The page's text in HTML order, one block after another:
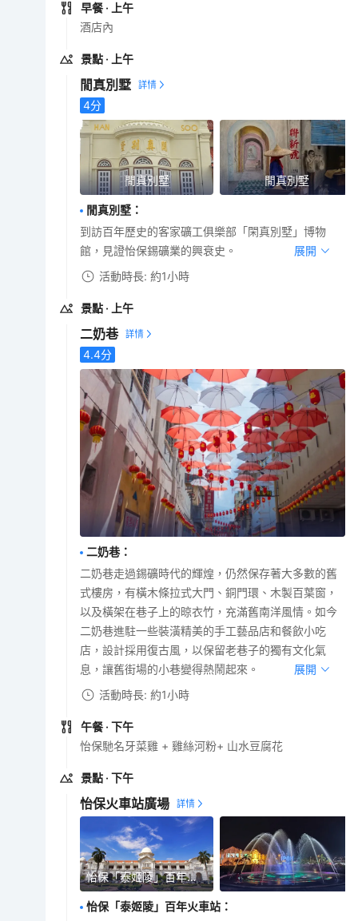
早餐 · 上午
酒店內
景點 · 上午
閒真別墅
4分
閒真別墅 閒真別墅
閒真別墅 ：
到訪百年歷史的客家礦工俱樂部「閑真別墅」博物
館，見證怡保錫礦業的興衰史。
展開
活動時長: 約1小時
景點 · 上午
二奶巷
4.4分
二奶巷 ：
二奶巷走過錫礦時代的輝煌，仍然保存著大多數的舊
式樓房，有橫木條拉式大門、銅門環、木製百葉窗，
以及橫架在巷子上的晾衣竹，充滿舊南洋風情。如今
二奶巷進駐一些裝潢精美的手工藝品店和餐飲小吃
店，設計採用復古風，以保留老巷子的獨有文化氣
息，讓舊街場的小巷變得熱鬧起來。
展開
活動時長: 約1小時
午餐 · 下午
怡保馳名牙菜雞 + 雞絲河粉+ 山水豆腐花
景點 · 下午
怡保火車站廣場
怡保「泰姬陵」百年火車站
怡保「泰姬陵」百年火車站 ：